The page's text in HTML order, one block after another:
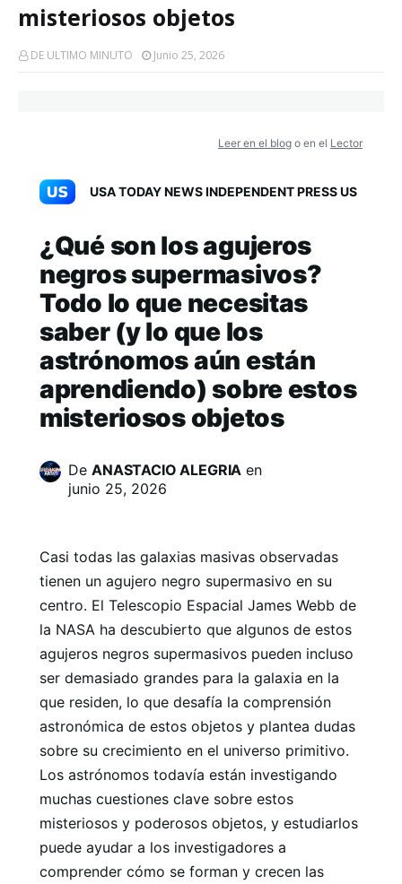
misteriosos objetos
DE ULTIMO MINUTO Junio 25, 2026
Leer en el blog o en el Lector
USA TODAY NEWS INDEPENDENT PRESS US
¿Qué son los agujeros
negros supermasivos?
Todo lo que necesitas
saber (y lo que los
astrónomos aún están
aprendiendo) sobre estos
misteriosos objetos
De ANASTACIO ALEGRIA en
junio 25, 2026
Casi todas las galaxias masivas observadas
tienen un agujero negro supermasivo en su
centro. El Telescopio Espacial James Webb de
la NASA ha descubierto que algunos de estos
agujeros negros supermasivos pueden incluso
ser demasiado grandes para la galaxia en la
que residen, lo que desafía la comprensión
astronómica de estos objetos y plantea dudas
sobre su crecimiento en el universo primitivo.
Los astrónomos todavía están investigando
muchas cuestiones clave sobre estos
misteriosos y poderosos objetos, y estudiarlos
puede ayudar a los investigadores a
comprender cómo se forman y crecen las